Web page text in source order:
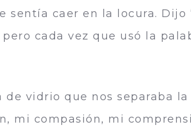
sentía caer en la locura. Dijo
cada vez que usó la
vidrio que nos separaba
mi compasión, mi